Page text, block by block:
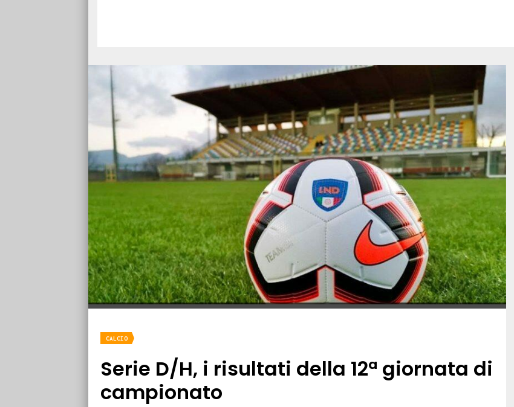
CALCIO
Serie D/H, i risultati della 12ª giornata di
campionato